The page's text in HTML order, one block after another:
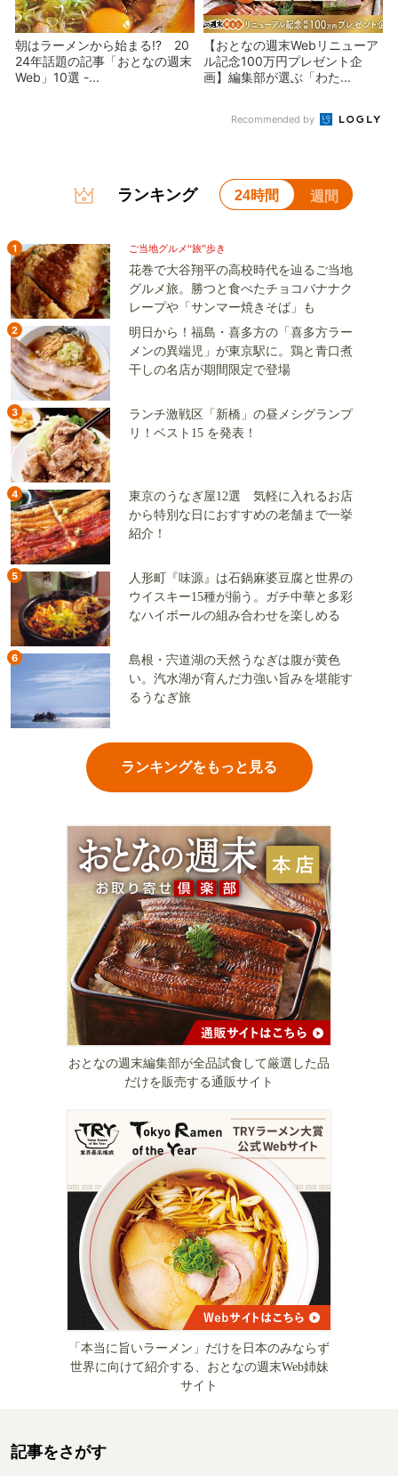
朝はラーメンから始まる!? 20
24年話題の記事「おとなの週末
Web」10選 -...
【おとなの週末Webリニューア
ル記念100万円プレゼント企
画】編集部が選ぶ「わた...
Recommended by
ランキング 24時間 週間
1 ご当地グルメ“旅”歩き
花巻で大谷翔平の高校時代を辿るご当地
グルメ旅。勝つと食べたチョコバナナク
レープや「サンマー焼きそば」も
2
明日から！福島・喜多方の「喜多方ラー
メンの異端児」が東京駅に。鶏と青口煮
干しの名店が期間限定で登場
3
ランチ激戦区「新橋」の昼メシグランプ
リ！ベスト15 を発表！
4
東京のうなぎ屋12選 気軽に入れるお店
から特別な日におすすめの老舗まで一挙
紹介！
5
人形町『味源』は石鍋麻婆豆腐と世界の
ウイスキー15種が揃う。ガチ中華と多彩
なハイボールの組み合わせを楽しめる
6
島根・宍道湖の天然うなぎは腹が黄色
い。汽水湖が育んだ力強い旨みを堪能す
るうなぎ旅
ランキングをもっと見る
おとなの週末編集部が全品試食して厳選した品
だけを販売する通販サイト
「本当に旨いラーメン」だけを日本のみならず
世界に向けて紹介する、おとなの週末Web姉妹
サイト
記事をさがす